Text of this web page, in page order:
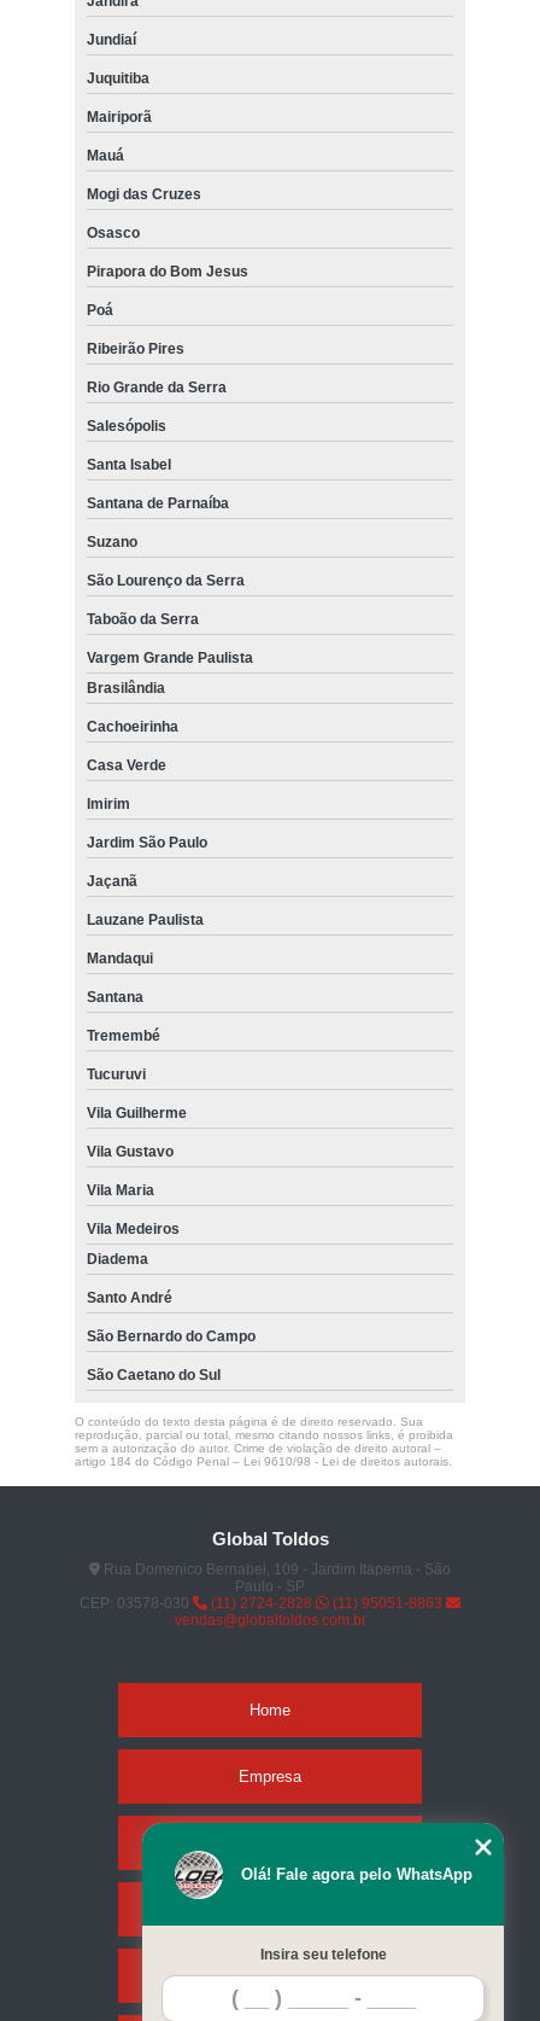
Jundiaí
Juquitiba
Mairiporã
Mauá
Mogi das Cruzes
Osasco
Pirapora do Bom Jesus
Poá
Ribeirão Pires
Rio Grande da Serra
Salesópolis
Santa Isabel
Santana de Parnaíba
Suzano
São Lourenço da Serra
Taboão da Serra
Vargem Grande Paulista
Brasilândia
Cachoeirinha
Casa Verde
Imirim
Jardim São Paulo
Jaçanã
Lauzane Paulista
Mandaqui
Santana
Tremembé
Tucuruvi
Vila Guilherme
Vila Gustavo
Vila Maria
Vila Medeiros
Diadema
Santo André
São Bernardo do Campo
São Caetano do Sul
O conteúdo do texto desta página é de direito reservado. Sua
reprodução, parcial ou total, mesmo citando nossos links, é proibida
sem a autorização do autor. Crime de violação de direito autoral –
artigo 184 do Código Penal – Lei 9610/98 - Lei de direitos autorais.
Global Toldos
Rua Domenico Bernabei, 109 - Jardim Itapema - São
Paulo - SP
CEP: 03578-030
(11) 2724-2828
(11) 95051-8863
vendas@globaltoldos.com.br
Home
Empresa
Contato
Olá! Fale agora pelo WhatsApp
Insira seu telefone